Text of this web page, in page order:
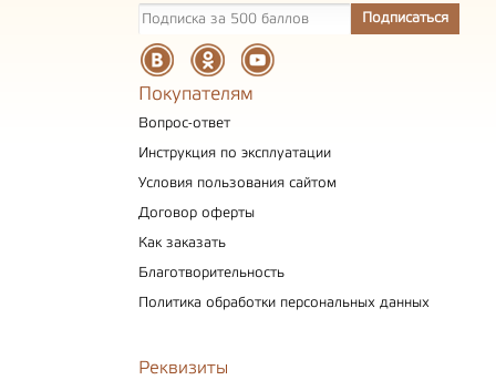
Покупателям
Вопрос-ответ
Инструкция по эксплуатации
Условия пользования сайтом
Договор оферты
Как заказать
Благотворительность
Политика обработки персональных данных
Реквизиты